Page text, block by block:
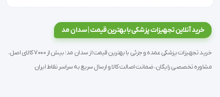
خرید آنلاین تجهیزات پزشکی با بهترین قیمت | سدان مد
خرید تجهیزات پزشکی عمده و جزئی با بهترین قیمت از سدان مد؛ بیش از 7000 کالای اصل،
مشاوره تخصصی رایگان، ضمانت اصالت کالا و ارسال سریع به سراسر نقاط ایران